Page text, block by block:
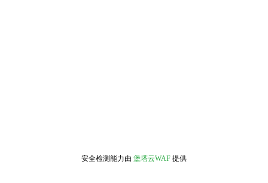
安全检测能力由 堡塔云WAF 提供